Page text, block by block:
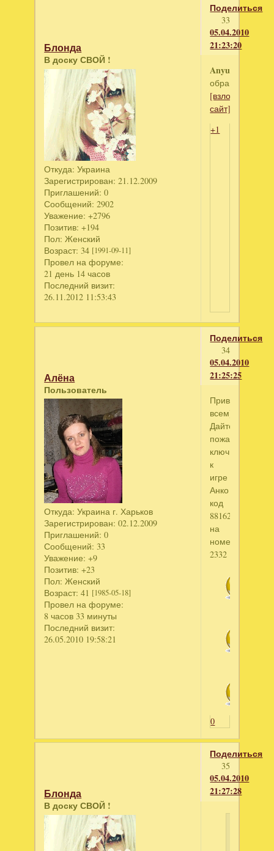
Поделиться
33
05.04.2010
21:23:20
Блонда
В доску СВОЙ !
Откуда: Украина
Зарегистрирован: 21.12.2009
Приглашений: 0
Сообщений: 2902
Уважение: +2796
Позитив: +194
Пол: Женский
Возраст: 34 [1991-09-11]
Провел на форуме:
21 день 14 часов
Последний визит:
26.11.2012 11:53:43
Anyuto4ka
обращайся)
[взломанный
сайт]
+1
Поделиться
34
05.04.2010
21:25:25
Алёна
Пользователь
Откуда: Украина г. Харьков
Зарегистрирован: 02.12.2009
Приглашений: 0
Сообщений: 33
Уважение: +9
Позитив: +23
Пол: Женский
Возраст: 41 [1985-05-18]
Провел на форуме:
8 часов 33 минуты
Последний визит:
26.05.2010 19:58:21
Привет
всем))
Дайте
пожалуйста
ключик
к
игре
Анко
код
88162554
на
номер
2332
0
Поделиться
35
05.04.2010
21:27:28
Блонда
В доску СВОЙ !